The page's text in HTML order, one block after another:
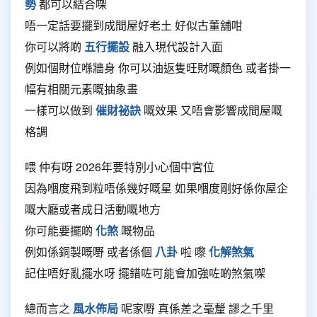
勢都可以結合㗎
唔一定話要擺到成間屋好老土 好似古董舖咁
你可以將啲 五行擺設融入現代設計入面
例如個財位喺牆身 你可以油返隻旺財嘅顏色 或者掛一
幅有相關元素嘅抽象畫
一樣可以做到 催財祕訣 嘅效果 又唔會影響成間屋嘅
格調
喂 仲有呀 2026年要特別小心個中宮位
因為嗰度飛到粒唔係幾好嘅星 如果嗰度剛好係你屋企
嘅大廳或者成日活動嘅地方
你可能要擺啲 化煞 嘅物品
例如係銅製嘅嘢 或者係個 八卦 啦 嚟化解煞氣
記住唔好亂擺水呀 擺錯咗可能會加強咗啲煞氣㗎
總而言之 風水佈局 呢家嘢 真係差之毫釐 謬之千里